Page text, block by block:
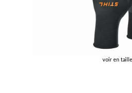
voir en